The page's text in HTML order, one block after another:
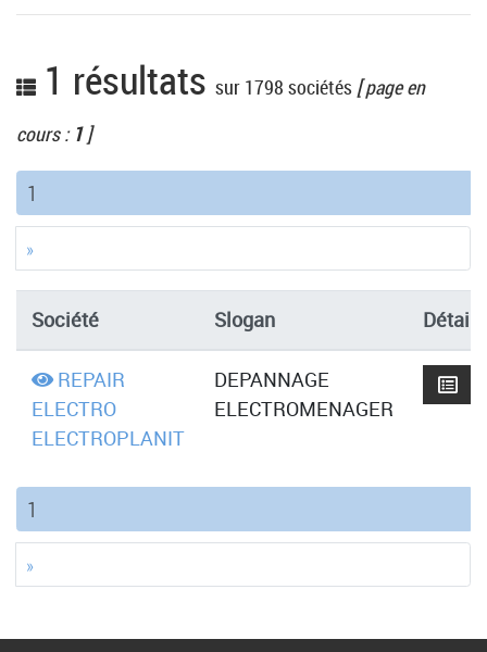
1 résultats sur 1798 sociétés [ page en
cours : 1]
1
»
Société Slogan Détails
REPAIR
ELECTRO
ELECTROPLANIT
DEPANNAGE
ELECTROMENAGER
1
»